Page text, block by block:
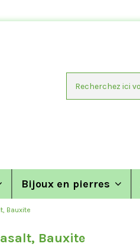
Bijoux en pierres
Bauxite
Bauxite